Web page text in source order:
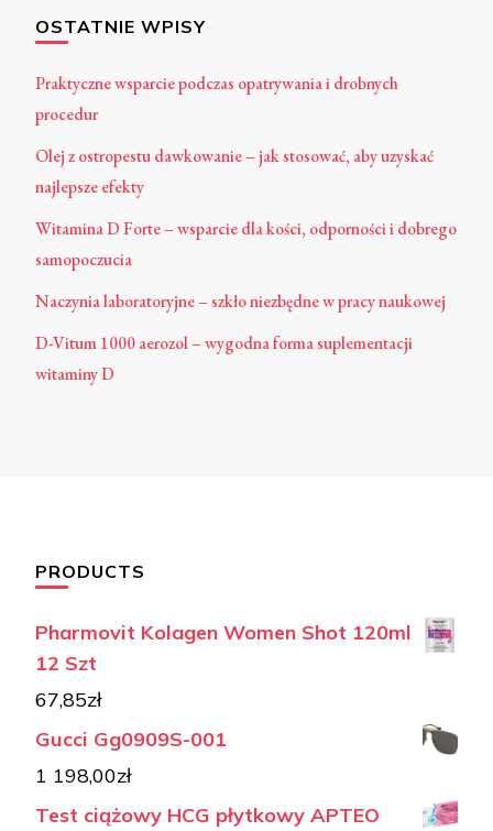
OSTATNIE WPISY
Praktyczne wsparcie podczas opatrywania i drobnych
procedur
Olej z ostropestu dawkowanie – jak stosować, aby uzyskać
najlepsze efekty
Witamina D Forte – wsparcie dla kości, odporności i dobrego
samopoczucia
Naczynia laboratoryjne – szkło niezbędne w pracy naukowej
D-Vitum 1000 aerozol – wygodna forma suplementacji
witaminy D
PRODUCTS
Pharmovit Kolagen Women Shot 120ml
12 Szt
67,85zł
Gucci Gg0909S-001
1 198,00zł
Test ciążowy HCG płytkowy APTEO